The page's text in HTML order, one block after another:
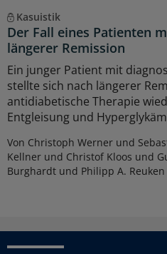
Kasuistik
Der Fall eines Patienten
längerer Remission
Ein junger Patient mit
stellte sich nach längerer
antidiabetische Therapie
Entgleisung und
Von Christoph Werner und
Kellner und Christof Kloos und
Burghardt und Philipp A. Reuken